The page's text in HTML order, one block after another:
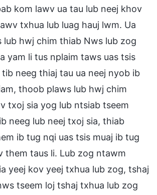
kom lawv ua tau lub neej khov
txhua lub luag hauj lwm. Ua
lub hwj chim thiab Nws lub zog
yam li tus nplaim taws uas tsis
neeg thiaj tau ua neej nyob ib
thoob plaws lub hwj chim
txoj sia yog lub ntsiab tseem
neeg lub neej txoj sia, thiab
ib tug nqi uas tsis muaj ib tug
them taus li. Lub zog ntawm
yeej kov yeej txhua lub zog, tshaj
tseem loj tshaj txhua lub zog